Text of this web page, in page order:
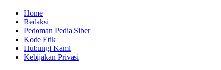
Home
Redaksi
Pedoman Pedia Siber
Kode Etik
Hubungi Kami
Kebijakan Privasi